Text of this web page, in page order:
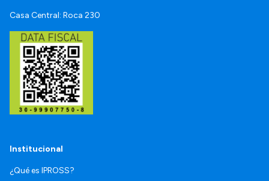
Casa Central: Roca 230
Institucional
¿Qué es IPROSS?